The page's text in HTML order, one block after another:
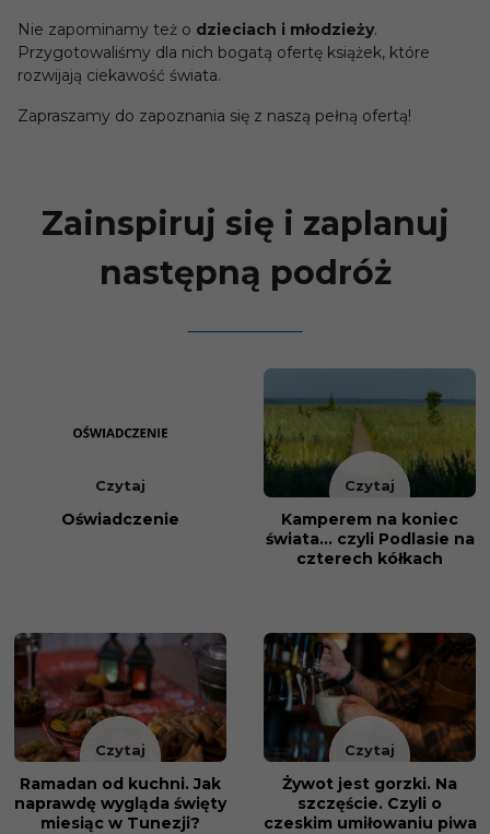
Nie zapominamy też o dzieciach i młodzieży.
Przygotowaliśmy dla nich bogatą ofertę książek, które
rozwijają ciekawość świata.
Zapraszamy do zapoznania się z naszą pełną ofertą!
Zainspiruj się i zaplanuj
następną podróż
Czytaj
Oświadczenie
Czytaj
Kamperem na koniec
świata... czyli Podlasie na
czterech kółkach
Czytaj
Ramadan od kuchni. Jak
naprawdę wygląda święty
miesiąc w Tunezji?
Czytaj
Żywot jest gorzki. Na
szczęście. Czyli o
czeskim umiłowaniu piwa